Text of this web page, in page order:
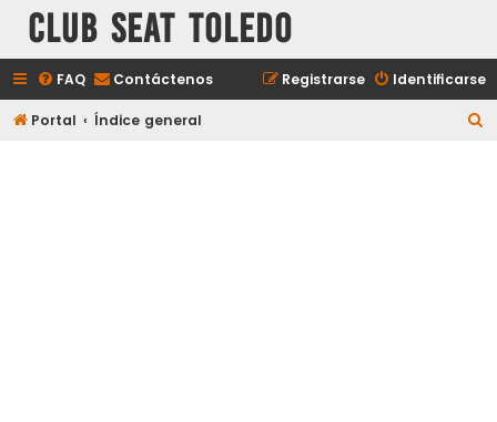
Club Seat Toledo
FAQ Contáctenos Identificarse
Registrarse
Portal Índice general